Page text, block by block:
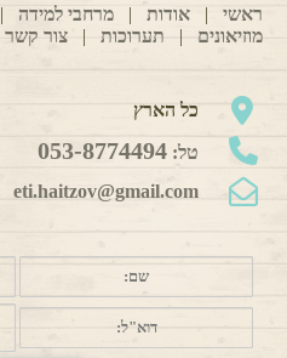
ראשי| אודות| מרחבי למידה|
מוזיאונים| תערוכות| צור קשר
כל הארץ
טל:053-8774494
eti.haitzov@gmail.com